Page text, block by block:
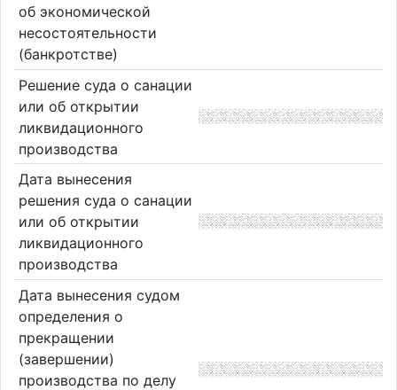
об экономической
несостоятельности
(банкротстве)
Решение суда о санации
или об открытии
ликвидационного
производства
Дата вынесения
решения суда о санации
или об открытии
ликвидационного
производства
Дата вынесения судом
определения о
прекращении
(завершении)
производства по делу